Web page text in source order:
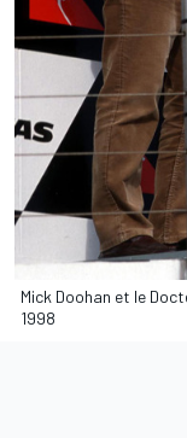
Mick Doohan et le
1998